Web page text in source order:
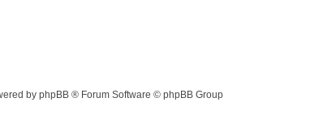
by phpBB ® Forum Software © phpBB Group